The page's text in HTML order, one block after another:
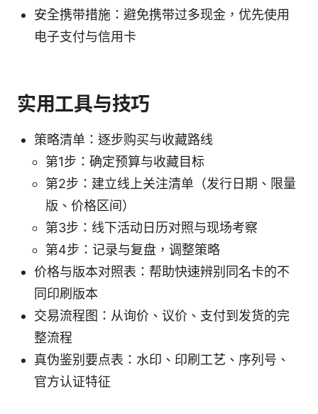
安全携带措施：避免携带过多现金，优先使用
电子支付与信用卡
实用工具与技巧
策略清单：逐步购买与收藏路线
第1步：确定预算与收藏目标
第2步：建立线上关注清单（发行日期、限量
版、价格区间）
第3步：线下活动日历对照与现场考察
第4步：记录与复盘，调整策略
价格与版本对照表：帮助快速辨别同名卡的不
同印刷版本
交易流程图：从询价、议价、支付到发货的完
整流程
真伪鉴别要点表：水印、印刷工艺、序列号、
官方认证特征